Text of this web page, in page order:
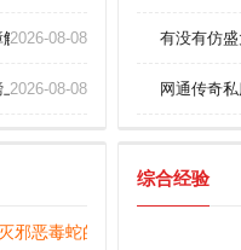
决全攻略
2026-08-08
上线
2026-08-08
有没有仿
网通传奇
邪恶毒蛇的方式！
综合经验